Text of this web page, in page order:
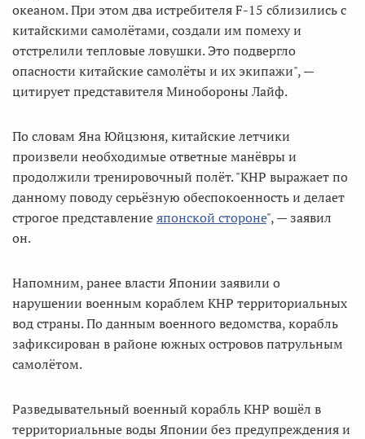
океаном. При этом два истребителя F-15 сблизились с
китайскими самолётами, создали им помеху и
отстрелили тепловые ловушки. Это подвергло
опасности китайские самолёты и их экипажи", —
цитирует представителя Минобороны Лайф.
По словам Яна Юйцзюня, китайские летчики
произвели необходимые ответные манёвры и
продолжили тренировочный полёт. "КНР выражает по
данному поводу серьёзную обеспокоенность и делает
строгое представлениеяпонской стороне", — заявил
он.
Напомним, ранее власти Японии заявили о
нарушении военным кораблем КНР территориальных
вод страны. По данным военного ведомства, корабль
зафиксирован в районе южных островов патрульным
самолётом.
Разведывательный военный корабль КНР вошёл в
территориальные воды Японии без предупреждения и